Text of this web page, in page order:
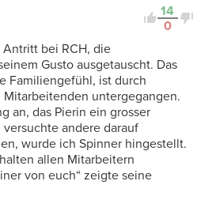
14
0
bei RCH, die
Gusto ausgetauscht. Das
Familiengefühl, ist durch
Mitarbeitenden untergegangen.
an, das Pierin ein grosser
andere darauf
wurde ich Spinner hingestellt.
allen Mitarbeitern
von euch“ zeigte seine